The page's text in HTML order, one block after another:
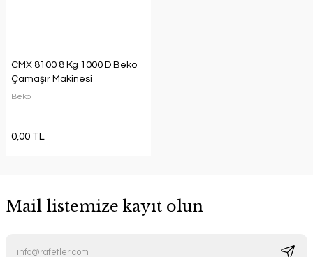
CMX 8100 8 Kg 1000 D Beko
Çamaşır Makinesi
Beko
0,00 TL
Mail listemize kayıt olun